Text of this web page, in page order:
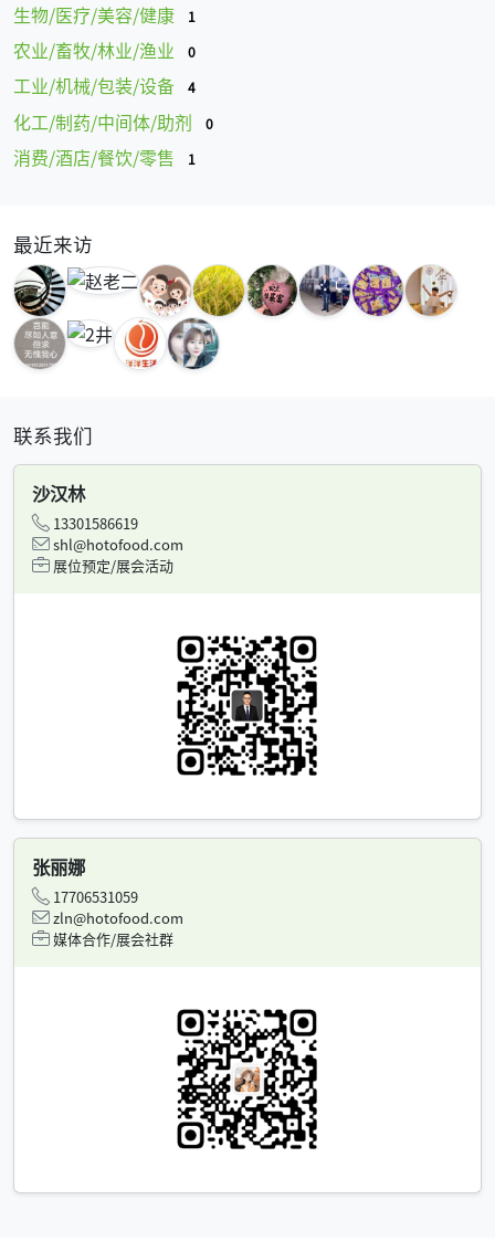
生物/医疗/美容/健康 1
农业/畜牧/林业/渔业 0
工业/机械/包装/设备 4
化工/制药/中间体/助剂 0
消费/酒店/餐饮/零售 1
最近来访
联系我们
沙汉林
13301586619
shl@hotofood.com
展位预定/展会活动
张丽娜
17706531059
zln@hotofood.com
媒体合作/展会社群